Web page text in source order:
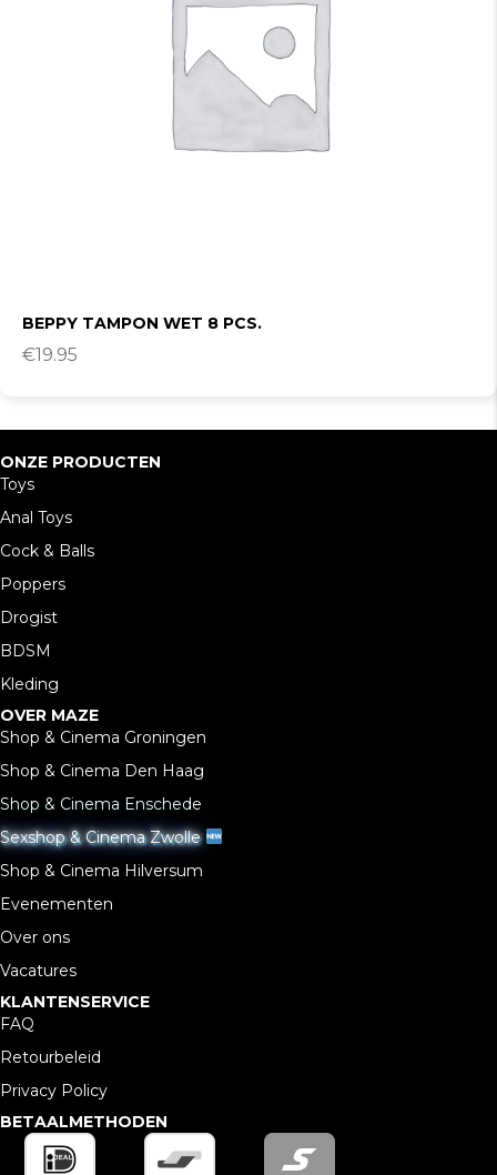
BEPPY TAMPON WET 8 PCS.
€19.95
ONZE PRODUCTEN
Toys
Anal Toys
Cock & Balls
Poppers
Drogist
BDSM
Kleding
OVER MAZE
Shop & Cinema Groningen
Shop & Cinema Den Haag
Shop & Cinema Enschede
Sexshop & Cinema Zwolle
Shop & Cinema Hilversum
Evenementen
Over ons
Vacatures
KLANTENSERVICE
FAQ
Retourbeleid
Privacy Policy
BETAALMETHODEN